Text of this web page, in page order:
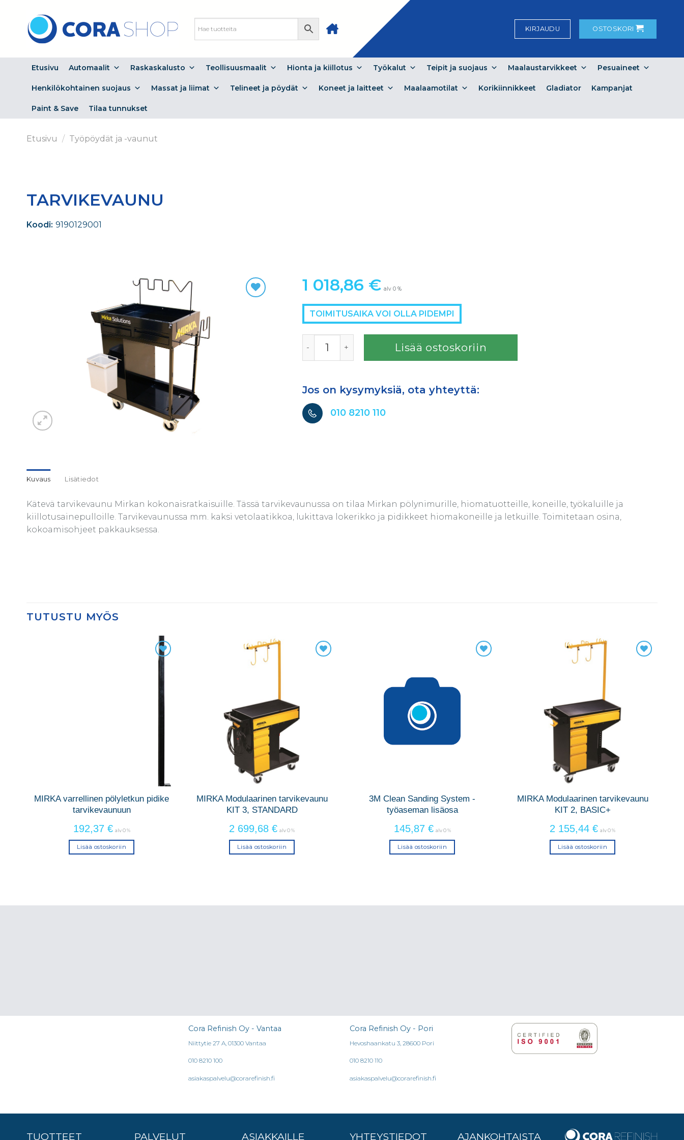
content
KIRJAUDU OSTOSKORI
Etusivu Automaalit Raskaskalusto Teollisuusmaalit Hionta ja kiillotus Työkalut Teipit ja suojaus Maalaustarvikkeet Pesuaineet
Henkilökohtainen suojaus Massat ja liimat Telineet ja pöydät Koneet ja laitteet Maalaamotilat Korikiinnikkeet Gladiator Kampanjat
Paint & Save Tilaa tunnukset
Etusivu / Työpöydät ja -vaunut
TARVIKEVAUNU
Koodi: 9190129001
1 018,86 € alv 0 %
TOIMITUSAIKA VOI OLLA PIDEMPI
Lisää ostoskoriin
Jos on kysymyksiä, ota yhteyttä:
010 8210 110
Kuvaus Lisätiedot
Kätevä tarvikevaunu Mirkan kokonaisratkaisuille. Tässä tarvikevaunussa on tilaa Mirkan pölynimurille, hiomatuotteille, koneille, työkaluille ja
kiillotusainepulloille. Tarvikevaunussa mm. kaksi vetolaatikkoa, lukittava lokerikko ja pidikkeet hiomakoneille ja letkuille. Toimitetaan osina,
kokoamisohjeet pakkauksessa.
TUTUSTU MYÖS
MIRKA varrellinen pölyletkun pidike
tarvikevaunuun
192,37 € alv 0 %
Lisää ostoskoriin
MIRKA Modulaarinen tarvikevaunu
KIT 3, STANDARD
2 699,68 € alv 0 %
Lisää ostoskoriin
3M Clean Sanding System -
työaseman lisäosa
145,87 € alv 0 %
Lisää ostoskoriin
MIRKA Modulaarinen tarvikevaunu
KIT 2, BASIC+
2 155,44 € alv 0 %
Lisää ostoskoriin
Cora Refinish Oy - Vantaa
Niittytie 27 A, 01300 Vantaa
010 8210 100
asiakaspalvelu@corarefinish.fi
Cora Refinish Oy - Pori
Hevoshaankatu 3, 28600 Pori
010 8210 110
asiakaspalvelu@corarefinish.fi
TUOTTEET PALVELUT ASIAKKAILLE YHTEYSTIEDOT AJANKOHTAISTA